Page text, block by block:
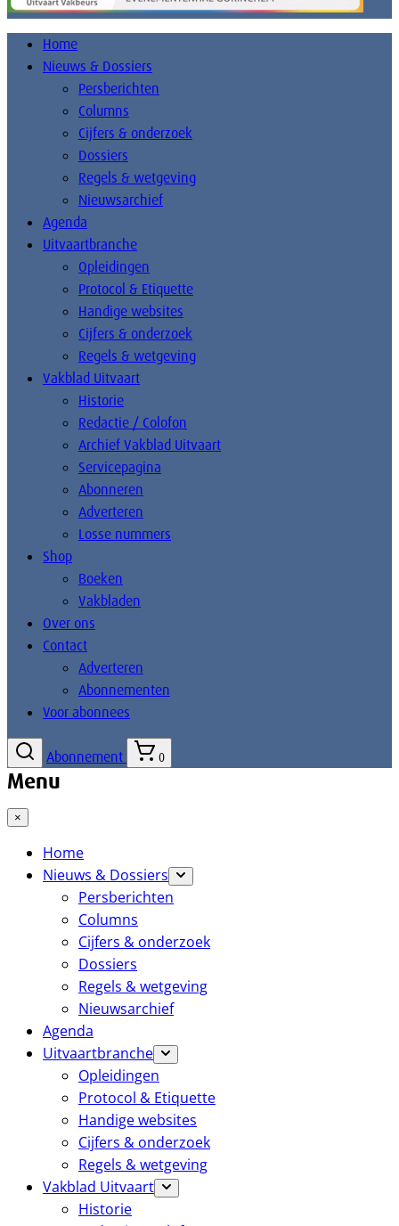
Home
Nieuws & Dossiers
Persberichten
Columns
Cijfers & onderzoek
Dossiers
Regels & wetgeving
Nieuwsarchief
Agenda
Uitvaartbranche
Opleidingen
Protocol & Etiquette
Handige websites
Cijfers & onderzoek
Regels & wetgeving
Vakblad Uitvaart
Historie
Redactie / Colofon
Archief Vakblad Uitvaart
Servicepagina
Abonneren
Adverteren
Losse nummers
Shop
Boeken
Vakbladen
Over ons
Contact
Adverteren
Abonnementen
Voor abonnees
Abonnement 0
Menu
×
Home
Nieuws & Dossiers
Persberichten
Columns
Cijfers & onderzoek
Dossiers
Regels & wetgeving
Nieuwsarchief
Agenda
Uitvaartbranche
Opleidingen
Protocol & Etiquette
Handige websites
Cijfers & onderzoek
Regels & wetgeving
Vakblad Uitvaart
Historie